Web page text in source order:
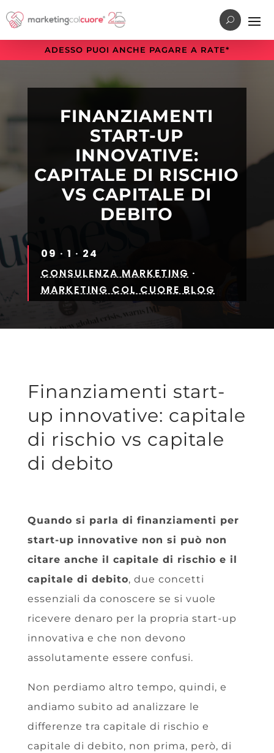
al
menu
di
principale
al
contenuto
principale
alla
sezione
a
ADESSO PUOI ANCHE PAGARE A RATE*
FINANZIAMENTI
START-UP
INNOVATIVE:
CAPITALE DI RISCHIO
VS CAPITALE DI
DEBITO
09 · 1 · 24
CONSULENZA MARKETING ·
MARKETING COL CUORE BLOG
Finanziamenti start-
up innovative: capitale
di rischio vs capitale
di debito
Quando si parla di finanziamenti per
start-up innovative non si può non
citare anche il capitale di rischio e il
capitale di debito, due concetti
essenziali da conoscere se si vuole
ricevere denaro per la propria start-up
innovativa e che non devono
assolutamente essere confusi.
Non perdiamo altro tempo, quindi, e
andiamo subito ad analizzare le
differenze tra capitale di rischio e
capitale di debito, non prima, però, di